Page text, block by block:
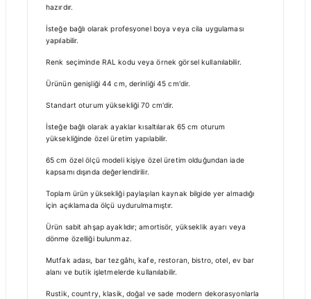
hazırdır.
İsteğe bağlı olarak profesyonel boya veya cila uygulaması
yapılabilir.
Renk seçiminde RAL kodu veya örnek görsel kullanılabilir.
Ürünün genişliği 44 cm, derinliği 45 cm'dir.
Standart oturum yüksekliği 70 cm'dir.
İsteğe bağlı olarak ayaklar kısaltılarak 65 cm oturum
yüksekliğinde özel üretim yapılabilir.
65 cm özel ölçü modeli kişiye özel üretim olduğundan iade
kapsamı dışında değerlendirilir.
Toplam ürün yüksekliği paylaşılan kaynak bilgide yer almadığı
için açıklamada ölçü uydurulmamıştır.
Ürün sabit ahşap ayaklıdır; amortisör, yükseklik ayarı veya
dönme özelliği bulunmaz.
Mutfak adası, bar tezgâhı, kafe, restoran, bistro, otel, ev bar
alanı ve butik işletmelerde kullanılabilir.
Rustik, country, klasik, doğal ve sade modern dekorasyonlarla